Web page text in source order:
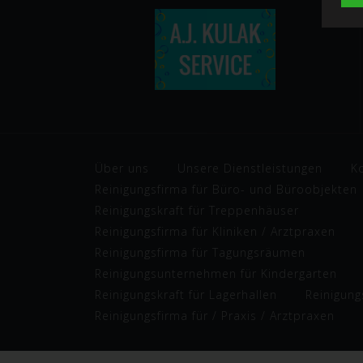
Unsere Dienstleistungen
Reinigungsfirma für Büro- und Büroobjekten
Reinigungskraft für Treppenhäuser
Reinigungsfirma für Kliniken / Arztpraxen
Reinigungsfirma für Tagungsräumen
Reinigungsunternehmen für Kindergarten
Reinigungskraft für Lagerhallen
Reinigungsfirma für / Praxis / Arztpraxen